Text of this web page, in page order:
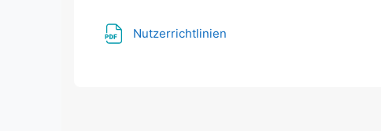
Nutzerrichtlinien